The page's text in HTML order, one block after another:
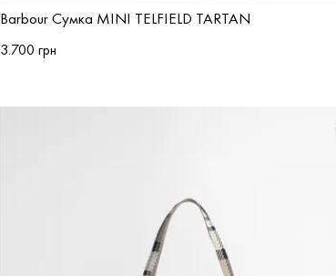
Barbour Сумка MINI TELFIELD TARTAN
3.700 грн